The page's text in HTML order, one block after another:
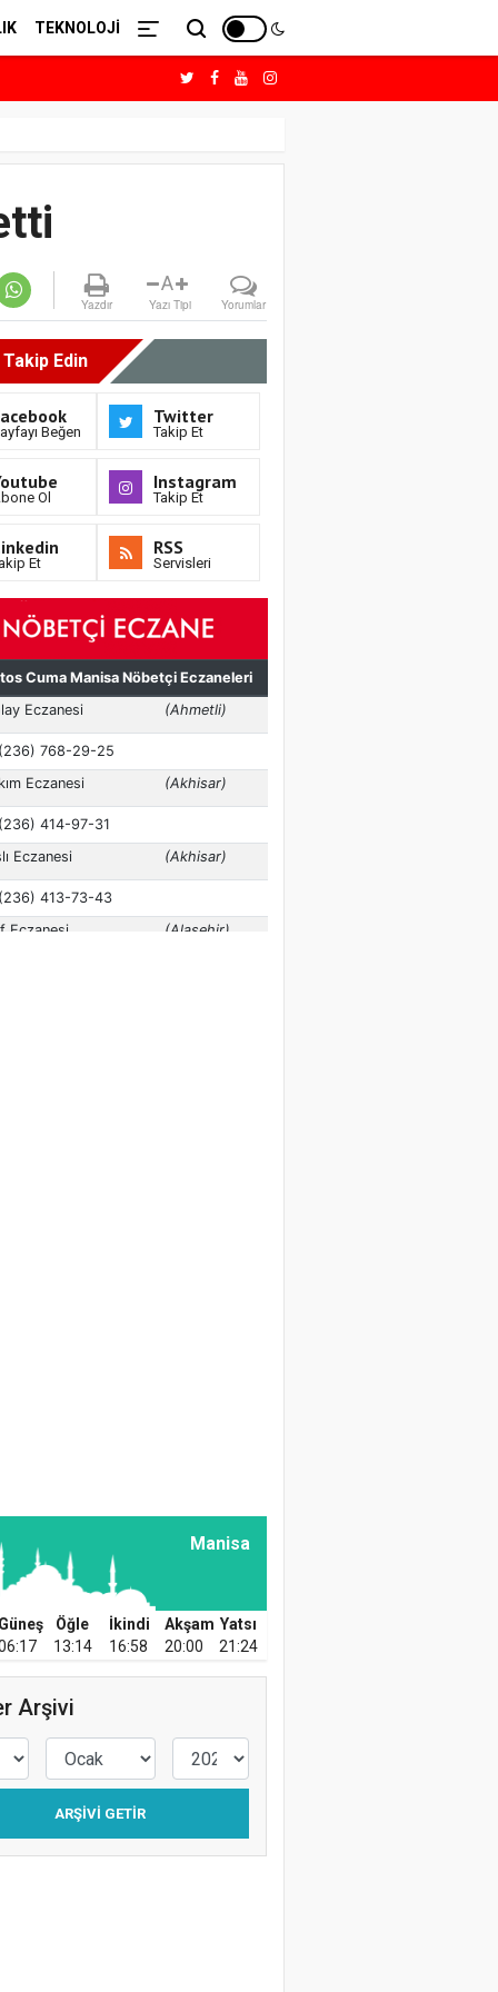
TEKNOLOJİ
Yazdır
A
Yazı Tipi Yorumlar
Takip Edin
Beğen
Twitter
Takip Et
Ol
Instagram
Takip Et
Et
RSS
Servisleri
Manisa
Güneş Öğle İkindi Akşam Yatsı
13:14 16:58 20:00 21:24
Arşivi
ARŞIVI GETIR